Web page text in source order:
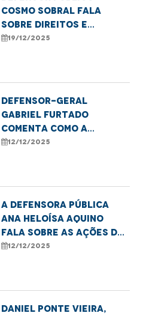
Cosmo Sobral fala
sobre direitos e
desafios das pessoas
19/12/2025
Defensor-geral
Gabriel Furtado
comenta como a
Defensoria Pública
tecnologia.
12/12/2025
A defensora pública
Ana Heloísa Aquino
fala sobre as ações de
combate ao sub-
12/12/2025
Daniel Ponte Vieira,